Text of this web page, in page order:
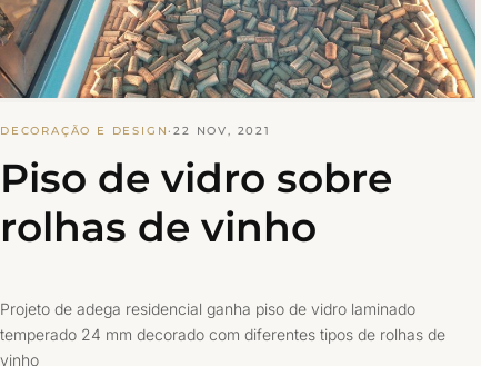
DECORAÇÃO E DESIGN·22 NOV, 2021
Piso de vidro sobre
rolhas de vinho
Projeto de adega residencial ganha piso de vidro laminado
temperado 24 mm decorado com diferentes tipos de rolhas de
vinho